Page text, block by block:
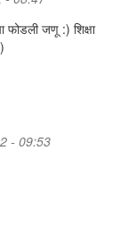
फोडली जणू :) शिक्षा
- 09:53